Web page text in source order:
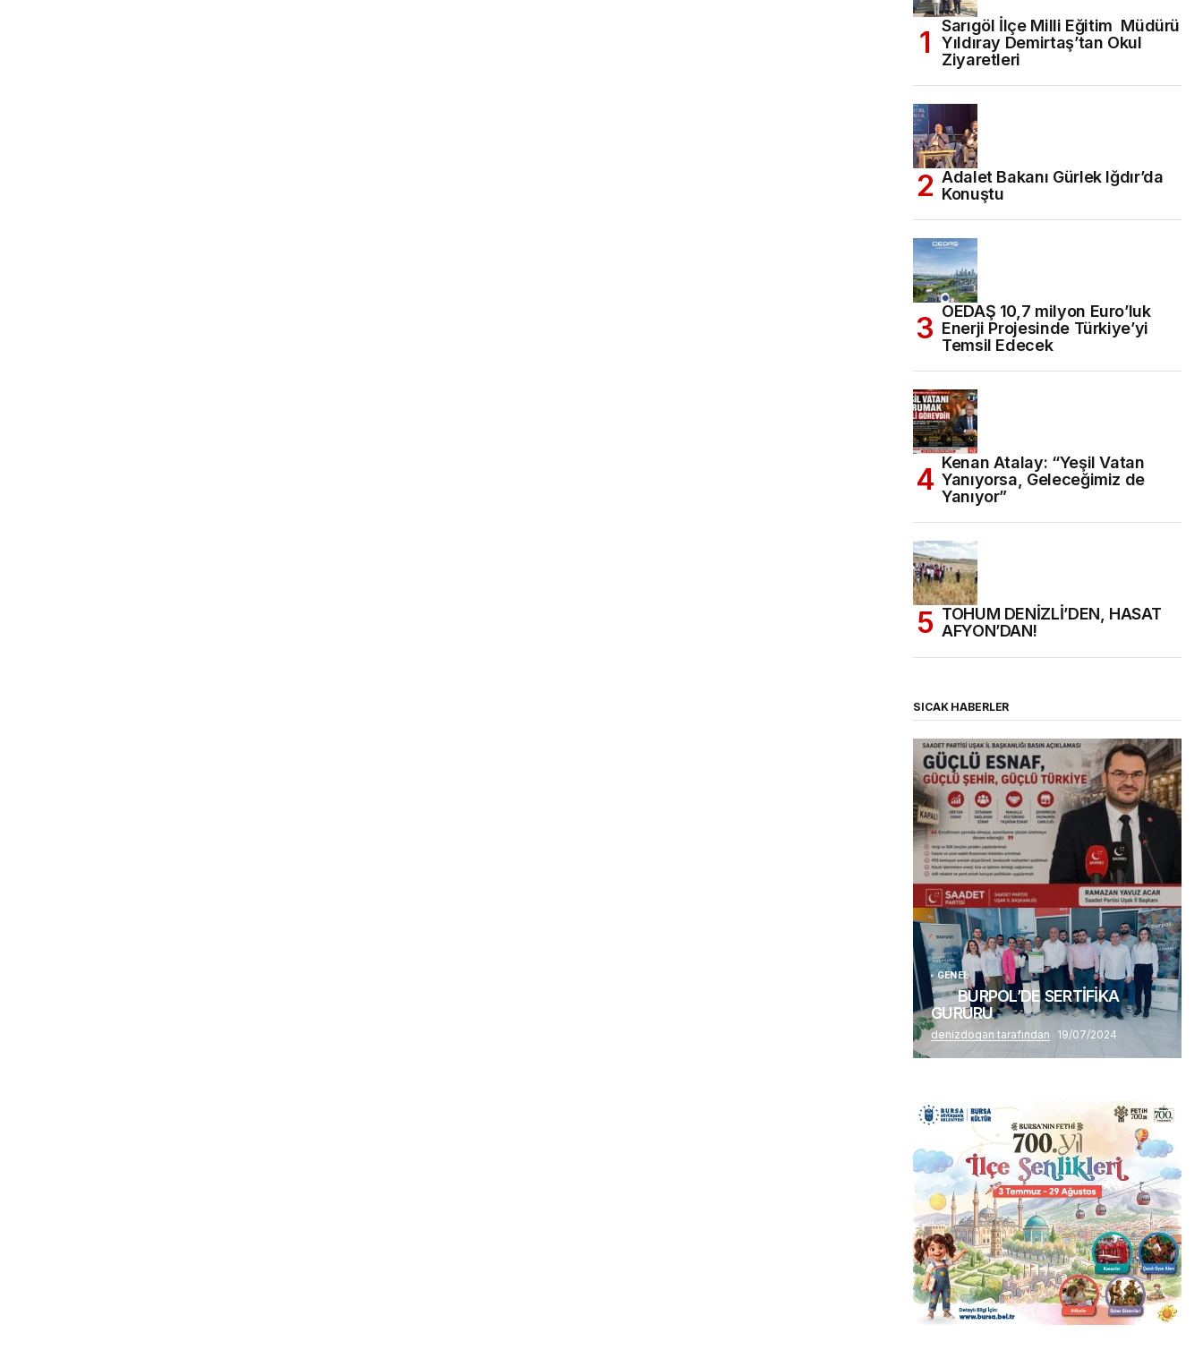
Sarıgöl İlçe Milli Eğitim Müdürü
Yıldıray Demirtaş’tan Okul
Ziyaretleri
Adalet Bakanı Gürlek Iğdır’da
Konuştu
OEDAŞ 10,7 milyon Euro’luk
Enerji Projesinde Türkiye’yi
Temsil Edecek
Kenan Atalay: “Yeşil Vatan
Yanıyorsa, Geleceğimiz de
Yanıyor”
TOHUM DENİZLİ’DEN, HASAT
AFYON’DAN!
SICAK HABERLER
(başlıksız)
Alaattin Karahan tarafından 14/07/2026
GENEL
BURPOL’DE SERTİFİKA
GURURU
denizdogan tarafından 19/07/2024